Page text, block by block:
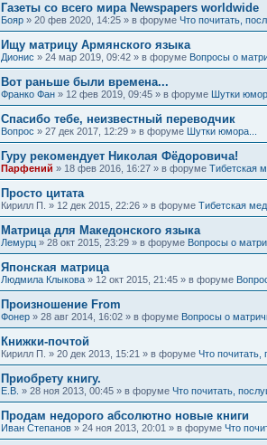
Газеты со всего мира Newspapers worldwide
Бояр » 20 фев 2020, 14:25 » в форуме Что почитать,
Ищу матрицу Армянского языка
Дионис » 24 мар 2019, 09:42 » в форуме Вопросы о
Вот раньше были времена...
Франко Фан » 12 фев 2019, 09:45 » в форуме Шутки
Спасибо тебе, неизвестный переводчик
Вопрос » 27 дек 2017, 12:29 » в форуме Шутки юмора...
Гуру рекомендует Николая Фёдоровича!
Парфений » 18 фев 2016, 16:27 » в форуме Тибетская
Просто цитата
Кирилл П. » 12 дек 2015, 22:26 » в форуме Тибетская
Матрица для Македонского языка
Лемурц » 28 окт 2015, 23:29 » в форуме Вопросы о
Японская матрица
Людмила Клыкова » 12 окт 2015, 21:45 » в форуме
Произношение From
Фонер » 28 авг 2014, 16:02 » в форуме Вопросы о
Книжки-почтой
Кирилл П. » 20 дек 2013, 15:21 » в форуме Что почитать,
Приобрету книгу.
Е.В. » 28 ноя 2013, 00:45 » в форуме Что почитать,
Продам недорого абсолютно новые книги
Иван Степанов » 24 ноя 2013, 20:01 » в форуме Что